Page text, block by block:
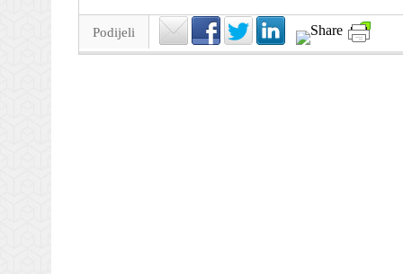
Podijeli